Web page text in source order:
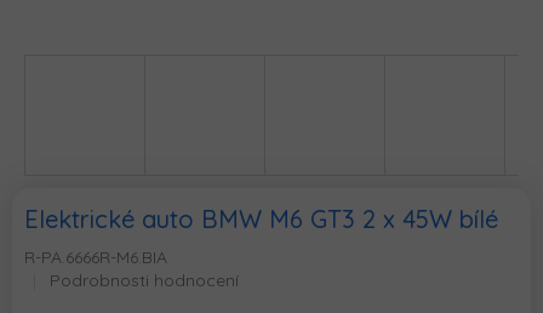
Elektrické auto BMW M6 GT3 2 x 45W bílé
R-PA.6666R-M6.BIA
Průměrné
Podrobnosti hodnocení